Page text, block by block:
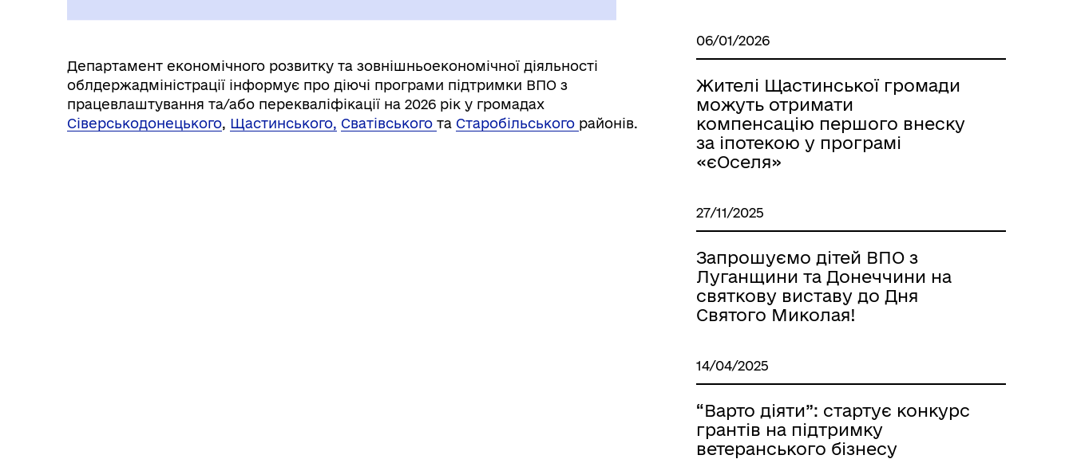
Департамент економічного розвитку та зовнішньоекономічної діяльності
облдержадміністрації інформує про діючі програми підтримки ВПО з
працевлаштування та/або перекваліфікації на 2026 рік у громадах
Сіверськодонецького, Щастинського, Сватівського та Старобільського районів.
06/01/2026
Жителі Щастинської громади
можуть отримати
компенсацію першого внеску
за іпотекою у програмі
«єОселя»
27/11/2025
Запрошуємо дітей ВПО з
Луганщини та Донеччини на
святкову виставу до Дня
Святого Миколая!
14/04/2025
“Варто діяти”: стартує конкурс
грантів на підтримку
ветеранського бізнесу